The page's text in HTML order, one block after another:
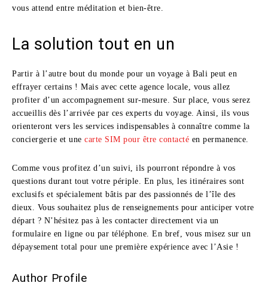
vous attend entre méditation et bien-être.
La solution tout en un
Partir à l’autre bout du monde pour un voyage à Bali peut en
effrayer certains ! Mais avec cette agence locale, vous allez
profiter d’un accompagnement sur-mesure. Sur place, vous serez
accueillis dès l’arrivée par ces experts du voyage. Ainsi, ils vous
orienteront vers les services indispensables à connaître comme la
conciergerie et une carte SIM pour être contacté en permanence.
Comme vous profitez d’un suivi, ils pourront répondre à vos
questions durant tout votre périple. En plus, les itinéraires sont
exclusifs et spécialement bâtis par des passionnés de l’île des
dieux. Vous souhaitez plus de renseignements pour anticiper votre
départ ? N’hésitez pas à les contacter directement via un
formulaire en ligne ou par téléphone. En bref, vous misez sur un
dépaysement total pour une première expérience avec l’Asie !
Author Profile